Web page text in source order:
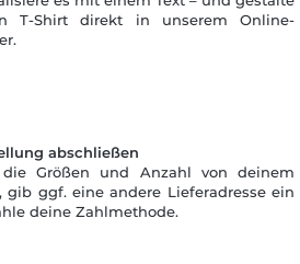
T-Shirt direkt in unserem Online-
abschließen
Größen und Anzahl von deinem
gib ggf. eine andere Lieferadresse ein
deine Zahlmethode.